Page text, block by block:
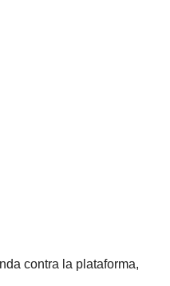
contra la plataforma,